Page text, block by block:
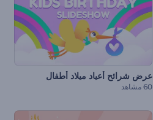
عرض شرائح أعياد ميلاد أطفال
60 مشاهد